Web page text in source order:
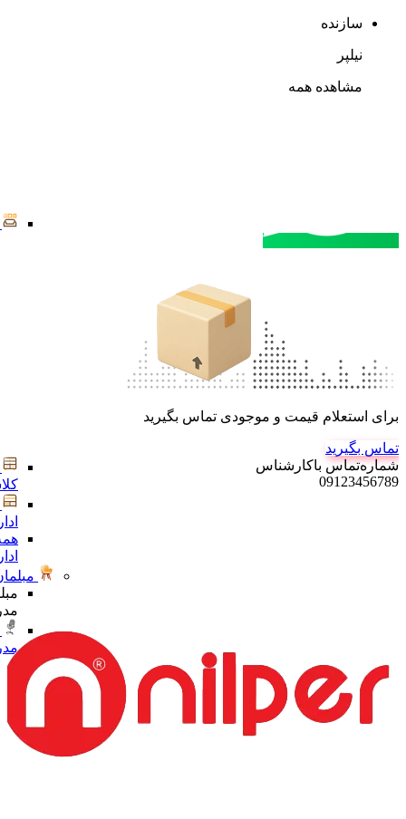
سازنده
نیلپر
مشاهده همه
برای استعلام قیمت و موجودی تماس بگیرید
تماس بگیرید
شماره‌تماس‌ با‌کارشناس
09123456789